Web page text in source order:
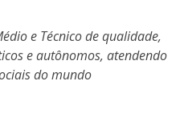
e Técnico de qualidade,
e autônomos, atendendo
do mundo